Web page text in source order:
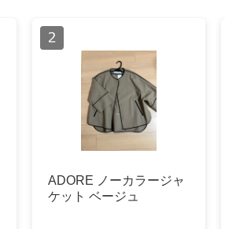
ADORE ノーカラージャ
ケット ベージュ